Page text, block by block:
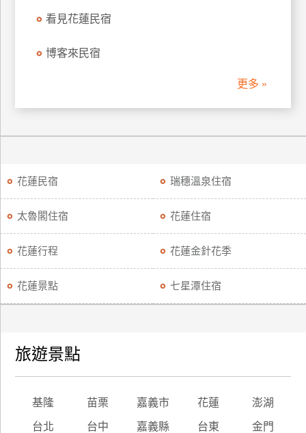
看見花蓮民宿
博客來民宿
更多 »
花蓮民宿 瑞穗溫泉住宿
太魯閣住宿 花蓮住宿
花蓮行程 花蓮金針花季
花蓮景點 七星潭住宿
旅遊景點
基隆 苗栗 嘉義市 花蓮 澎湖
台北 台中 嘉義縣 台東 金門